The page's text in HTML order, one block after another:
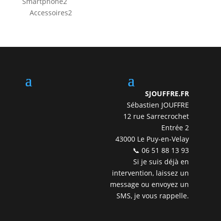
produits
Accessoires22
SJOUFFRE.FR
Sébastien JOUFFRE
12 rue Sarrecrochet
Entrée 2
43000 Le Puy-en-Velay
📞 06 51 88 13 93
Si je suis déjà en
intervention, laissez un
message ou envoyez un
SMS, je vous rappelle.